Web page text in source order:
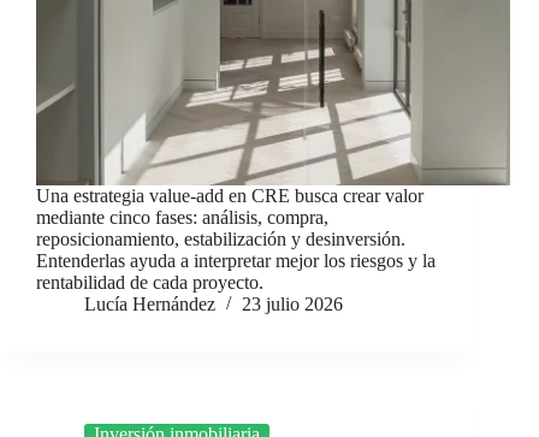
Una estrategia value-add en CRE busca crear valor
mediante cinco fases: análisis, compra,
reposicionamiento, estabilización y desinversión.
Entenderlas ayuda a interpretar mejor los riesgos y la
rentabilidad de cada proyecto.
Lucía Hernández
23 julio 2026